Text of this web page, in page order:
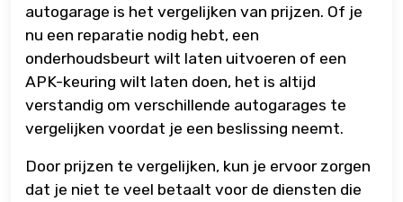
autogarage is het vergelijken van prijzen. Of je
nu een reparatie nodig hebt, een
onderhoudsbeurt wilt laten uitvoeren of een
APK-keuring wilt laten doen, het is altijd
verstandig om verschillende autogarages te
vergelijken voordat je een beslissing neemt.
Door prijzen te vergelijken, kun je ervoor zorgen
dat je niet te veel betaalt voor de diensten die